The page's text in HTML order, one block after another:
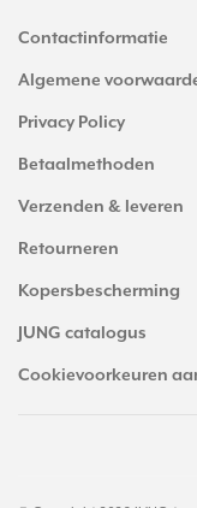
Contactinformatie
Algemene
Privacy Policy
Betaalmethoden
Verzenden & leveren
Retourneren
Kopersbescherming
JUNG catalogus
Cookievoorkeuren